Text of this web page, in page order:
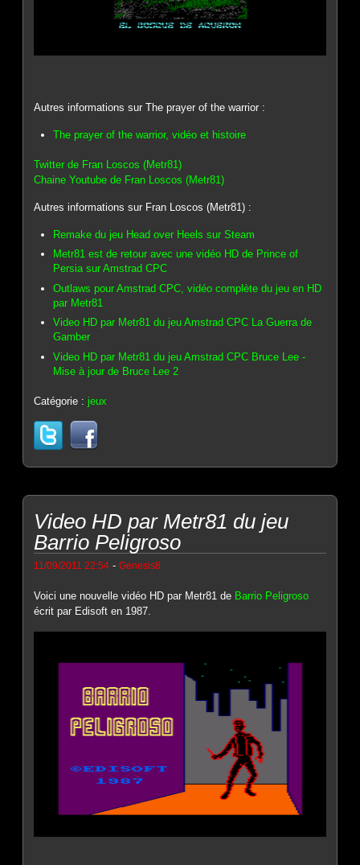
Autres informations sur The prayer of the warrior :
The prayer of the warrior, vidéo et histoire
Twitter de Fran Loscos (Metr81)
Chaine Youtube de Fran Loscos (Metr81)
Autres informations sur Fran Loscos (Metr81) :
Remake du jeu Head over Heels sur Steam
Metr81 est de retour avec une vidéo HD de Prince of
Persia sur Amstrad CPC
Outlaws pour Amstrad CPC, vidéo complète du jeu en HD
par Metr81
Video HD par Metr81 du jeu Amstrad CPC La Guerra de
Gamber
Video HD par Metr81 du jeu Amstrad CPC Bruce Lee -
Mise à jour de Bruce Lee 2
Catégorie :jeux
Video HD par Metr81 du jeu
Barrio Peligroso
11/09/2011 22:54 -Genesis8
Voici une nouvelle vidéo HD par Metr81 de Barrio Peligroso
écrit par Edisoft en 1987.